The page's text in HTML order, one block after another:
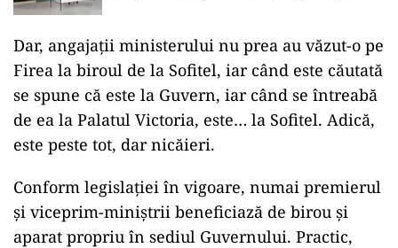
Dar, angajații ministerului nu prea au văzut-o pe
Firea la biroul de la Sofitel, iar când este căutată
se spune că este la Guvern, iar când se întreabă
de ea la Palatul Victoria, este… la Sofitel. Adică,
este peste tot, dar nicăieri.
Conform legislației în vigoare, numai premierul
și viceprim-miniștrii beneficiază de birou și
aparat propriu în sediul Guvernului. Practic,